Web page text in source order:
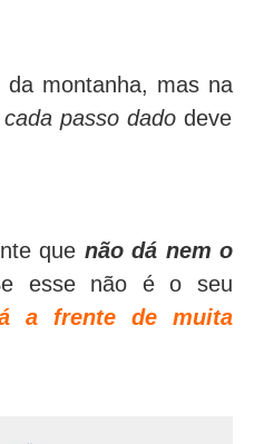
montanha, mas na
cada passo dadodeve
que não dá nem o
esse não é o seu
a frente de muita